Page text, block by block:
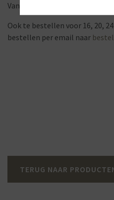
Vanaf 12 personen.
Ook te bestellen voor 16, 20,
bestellen per email naar
TERUG NAAR